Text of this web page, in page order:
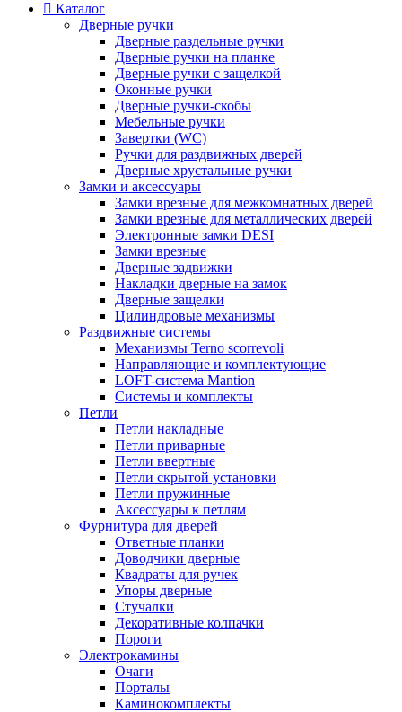
Каталог
Дверные ручки
Дверные раздельные ручки
Дверные ручки на планке
Дверные ручки с защелкой
Оконные ручки
Дверные ручки-скобы
Мебельные ручки
Завертки (WC)
Ручки для раздвижных дверей
Дверные хрустальные ручки
Замки и аксессуары
Замки врезные для межкомнатных дверей
Замки врезные для металлических дверей
Электронные замки DESI
Замки врезные
Дверные задвижки
Накладки дверные на замок
Дверные защелки
Цилиндровые механизмы
Раздвижные системы
Механизмы Terno scorrevoli
Направляющие и комплектующие
LOFT-cистема Mantion
Системы и комплекты
Петли
Петли накладные
Петли приварные
Петли ввертные
Петли скрытой установки
Петли пружинные
Аксессуары к петлям
Фурнитура для дверей
Ответные планки
Доводчики дверные
Квадраты для ручек
Упоры дверные
Стучалки
Декоративные колпачки
Пороги
Электрокамины
Очаги
Порталы
Каминокомплекты